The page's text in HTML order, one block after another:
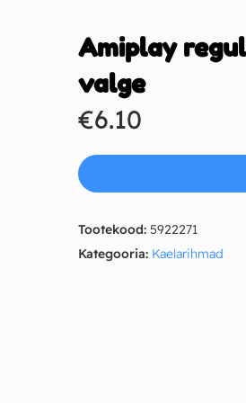
Amiplay
valge
€6.10
Tootekood: 5922271
Kategooria: Kaelarihmad